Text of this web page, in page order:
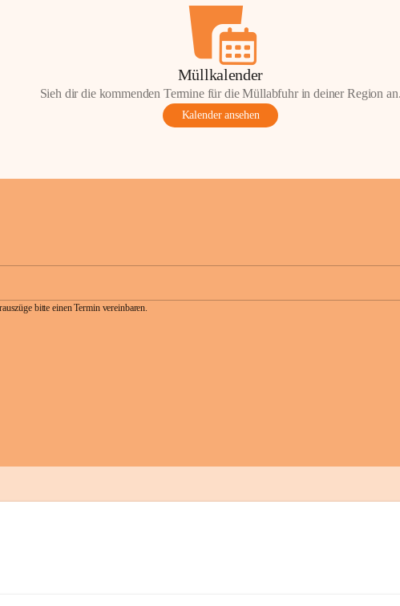
Müllkalender
Sieh dir die kommenden Termine für die Müllabfuhr in deiner Region
Kalender ansehen
bitte einen Termin vereinbaren.